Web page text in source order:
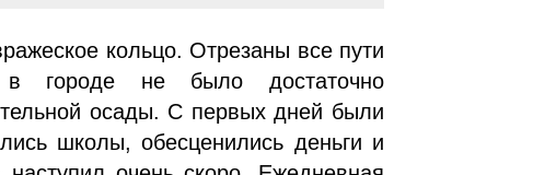
кольцо. Отрезаны все пути
в городе не было достаточно
осады. С первых дней были
школы, обесценились деньги и